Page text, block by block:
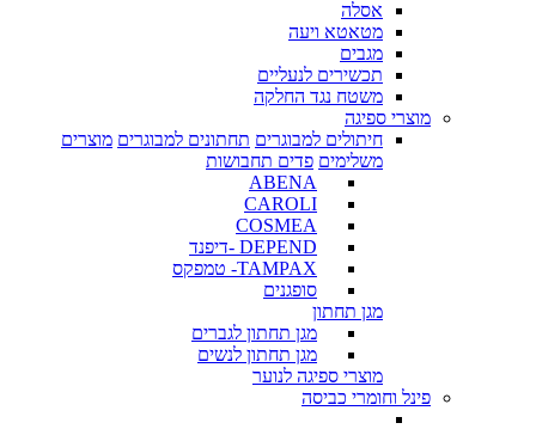
אסלה
מטאטא ויעה
מגבים
תכשירים לנעליים
משטח נגד החלקה
מוצרי ספיגה
חיתולים למבוגרים תחתונים למבוגרים מוצרים
משלימים פדים תחבושות
ABENA
CAROLI
COSMEA
DEPEND -דיפנד
TAMPAX- טמפקס
סופגנים
מגן תחתון
מגן תחתון לגברים
מגן תחתון לנשים
מוצרי ספיגה לנוער
פינל וחומרי כביסה